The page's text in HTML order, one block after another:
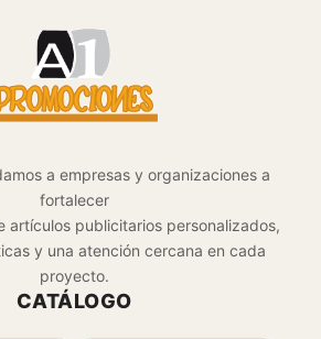
a empresas y organizaciones a
fortalecer
artículos publicitarios personalizados,
y una atención cercana en cada
proyecto.
CATÁLOGO